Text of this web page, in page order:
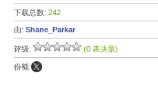
下载总数: 242
由: Shane_Parkar
评级: (0 表决票)
份额: